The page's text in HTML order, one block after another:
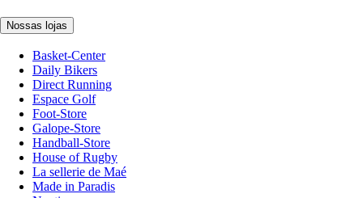
Nossas lojas
Basket-Center
Daily Bikers
Direct Running
Espace Golf
Foot-Store
Galope-Store
Handball-Store
House of Rugby
La sellerie de Maé
Made in Paradis